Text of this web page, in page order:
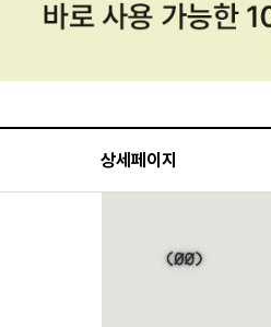
상세페이지